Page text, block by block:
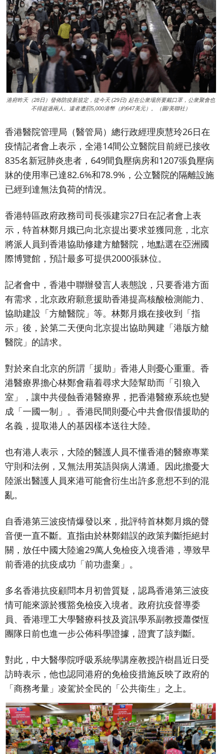
港府昨天（28日）發佈防疫新規定，從今天 (29日) 起在公衆場所要戴口罩，公衆聚會也
不得超過兩人。違者遭罰5,000港幣（約647美元）。（圖/美聯社）
香港醫院管理局（醫管局）總行政經理庾慧玲26日在
疫情記者會上表示，全港14間公立醫院目前經已接收
835名新冠肺炎患者，649間負壓病房和1207張負壓病
牀的使用率已達82.6%和78.9%，公立醫院的隔離設施
已經到達無法負荷的情況。
香港特區政府政務司司長張建宗27日在記者會上表
示，特首林鄭月娥已向北京提出要求並獲同意，北京
將派人員到香港協助修建方艙醫院，地點選在亞洲國
際博覽館，預計最多可提供2000張牀位。
記者會中，香港中聯辦發言人表態說，只要香港方面
有需求，北京政府願意援助香港提高核酸檢測能力、
協助建設「方艙醫院」等。林鄭月娥在接收到「指
示」後，於第二天便向北京提出協助興建「港版方艙
醫院」的請求。
對於來自北京的所謂「援助」香港人則憂心重重。香
港醫療界擔心林鄭會藉着尋求大陸幫助而「引狼入
室」，讓中共侵蝕香港醫療界，把香港醫療系統也變
成「一國一制」。香港民間則憂心中共會假借援助的
名義，提取港人的基因樣本送往大陸。
也有港人表示，大陸的醫護人員不懂香港的醫療專業
守則和法例，又無法用英語與病人溝通。因此擔憂大
陸派出醫護人員來港可能會衍生出許多意想不到的混
亂。
自香港第三波疫情爆發以來，批評特首林鄭月娥的聲
音便一直不斷。直指由於林鄭錯誤的政策判斷拒絕封
關，放任中國大陸逾29萬人免檢疫入境香港，導致早
前香港的抗疫成功「前功盡棄」。
多名香港抗疫顧問本月初曾質疑，認爲香港第三波疫
情可能來源於獲豁免檢疫入境者。政府抗疫督導委
員、香港理工大學醫療科技及資訊學系副教授蕭傑恆
團隊日前也進一步公佈科學證據，證實了該判斷。
對此，中大醫學院呼吸系統學講座教授許樹昌近日受
訪時表示，他也認同港府的免檢疫措施反映了政府的
「商務考量」凌駕於全民的「公共衞生」之上。